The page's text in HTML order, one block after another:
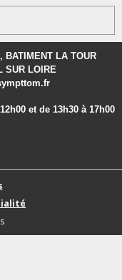
BATIMENT LA TOUR
SUR LOIRE
et de 13h30 à 17h00